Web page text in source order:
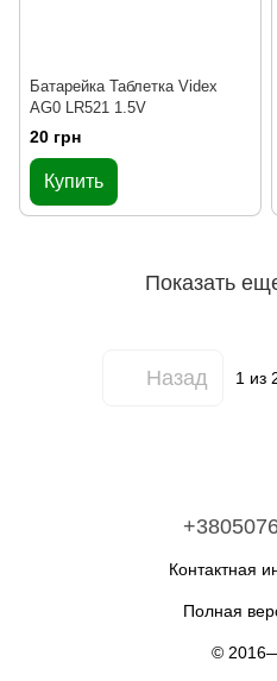
Батарейка Таблетка Videx
AG0 LR521 1.5V
20 грн
Купить
Показать
Назад 1из
Контактная
Полная
©